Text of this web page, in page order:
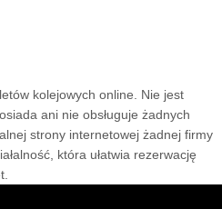
kolejowych online. Nie jest
ani nie obsługuje żadnych
strony internetowej żadnej firmy
która ułatwia rezerwację